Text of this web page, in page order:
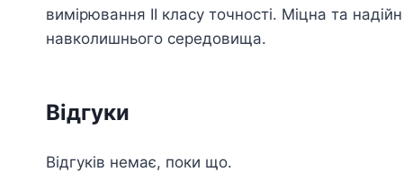
вимірювання II класу точності. Міцна та
навколишнього середовища.
Відгуки
Відгуків немає, поки що.